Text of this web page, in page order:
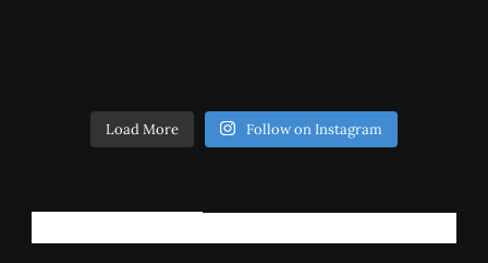
Load More Follow on Instagram